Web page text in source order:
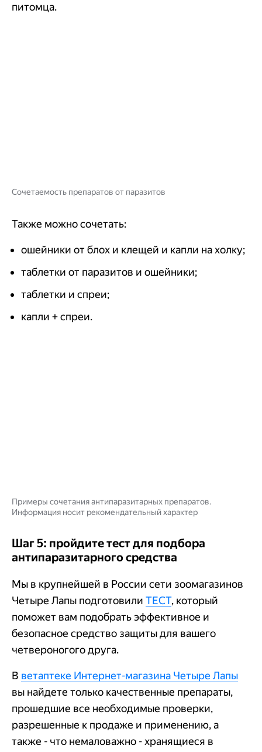
питомца.
Сочетаемость препаратов от паразитов
Также можно сочетать:
ошейники от блох и клещей и капли на холку;
таблетки от паразитов и ошейники;
таблетки и спреи;
капли + спреи.
Примеры сочетания антипаразитарных препаратов.
Информация носит рекомендательный характер
Шаг 5: пройдите тест для подбора
антипаразитарного средства
Мы в крупнейшей в России сети зоомагазинов
Четыре Лапы подготовили ТЕСТ, который
поможет вам подобрать эффективное и
безопасное средство защиты для вашего
четвероногого друга.
В ветаптеке Интернет-магазина Четыре Лапы
вы найдете только качественные препараты,
прошедшие все необходимые проверки,
разрешенные к продаже и применению, а
также - что немаловажно - хранящиеся в